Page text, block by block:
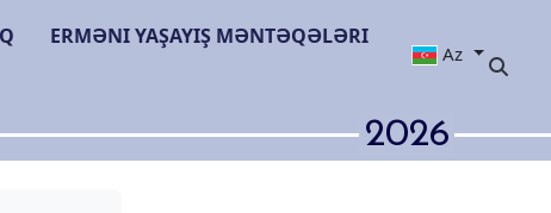
ERMƏNI YAŞAYIŞ MƏNTƏQƏLƏRI
Az
2026